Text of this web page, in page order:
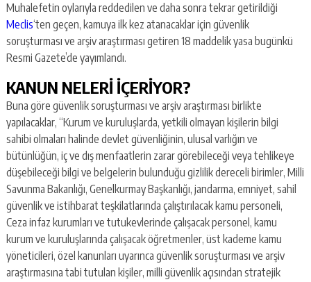
Muhalefetin oylarıyla reddedilen ve daha sonra tekrar getirildiği
Meclis‘ten geçen, kamuya ilk kez atanacaklar için güvenlik
soruşturması ve arşiv araştırması getiren 18 maddelik yasa bugünkü
Resmi Gazete’de yayımlandı.
KANUN NELERİ İÇERİYOR?
Buna göre güvenlik soruşturması ve arşiv araştırması birlikte
yapılacaklar, “Kurum ve kuruluşlarda, yetkili olmayan kişilerin bilgi
sahibi olmaları halinde devlet güvenliğinin, ulusal varlığın ve
bütünlüğün, iç ve dış menfaatlerin zarar görebileceği veya tehlikeye
düşebileceği bilgi ve belgelerin bulunduğu gizlilik dereceli birimler, Milli
Savunma Bakanlığı, Genelkurmay Başkanlığı, jandarma, emniyet, sahil
güvenlik ve istihbarat teşkilatlarında çalıştırılacak kamu personeli,
Ceza infaz kurumları ve tutukevlerinde çalışacak personel, kamu
kurum ve kuruluşlarında çalışacak öğretmenler, üst kademe kamu
yöneticileri, özel kanunları uyarınca güvenlik soruşturması ve arşiv
araştırmasına tabi tutulan kişiler, milli güvenlik açısından stratejik